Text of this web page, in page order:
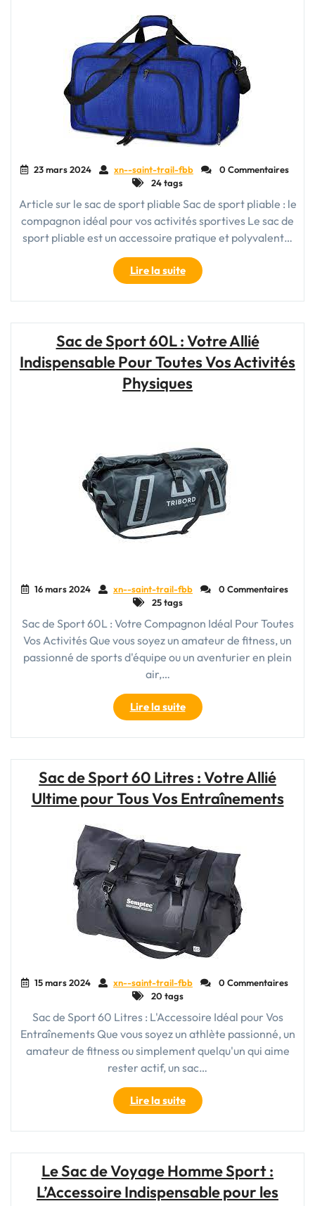
Idéal
pour
Toutes
vos
Aventures
Sportives"
23 mars 2024 xn--saint-trail-fbb
0 Commentaires
24 tags
Article sur le sac de sport pliable Sac de sport pliable : le
compagnon idéal pour vos activités sportives Le sac de
sport pliable est un accessoire pratique et polyvalent…
Lire la suite"Le
sac
de
:
l’allié
pratique
et
activités
sportives"
Sac de Sport 60L : Votre Allié
Indispensable Pour Toutes Vos Activités
Physiques
16 mars 2024 xn--saint-trail-fbb
0 Commentaires
25 tags
Sac de Sport 60L : Votre Compagnon Idéal Pour Toutes
Vos Activités Que vous soyez un amateur de fitness, un
passionné de sports d'équipe ou un aventurier en plein
air,…
Lire la suite"Sac
de
Sport
Votre
Allié
Toutes
Vos
Activités
Physiques"
Sac de Sport 60 Litres : Votre Allié
Ultime pour Tous Vos Entraînements
15 mars 2024 xn--saint-trail-fbb
0 Commentaires
20 tags
Sac de Sport 60 Litres : L'Accessoire Idéal pour Vos
Entraînements Que vous soyez un athlète passionné, un
amateur de fitness ou simplement quelqu'un qui aime
rester actif, un sac…
Lire la suite"Sac
de
Sport
:
Votre
Le Sac de Voyage Homme Sport :
L’Accessoire Indispensable pour les